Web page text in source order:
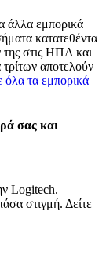
άλλα εμπορικά
κατατεθέντα
στις ΗΠΑ και
αποτελούν
όλα τα εμπορικά
σας και
Logitech.
στιγμή. Δείτε